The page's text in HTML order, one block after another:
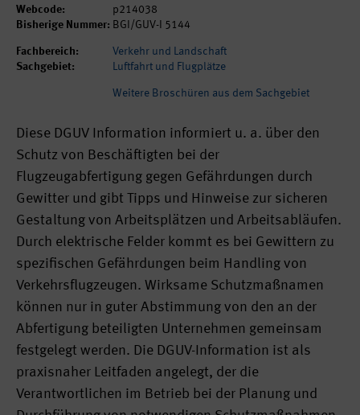
Webcode:
p214038
Bisherige Nummer: BGI/GUV-I 5144
Fachbereich:
Verkehr und Landschaft
Sachgebiet:
Luftfahrt und Flugplätze
Weitere Broschüren aus dem Sachgebiet
Diese DGUV Information informiert u. a. über den
Schutz von Beschäftigten bei der
Flugzeugabfertigung gegen Gefährdungen durch
Gewitter und gibt Tipps und Hinweise zur sicheren
Gestaltung von Arbeitsplätzen und Arbeitsabläufen.
Durch elektrische Felder kommt es bei Gewittern zu
spezifischen Gefährdungen beim Handling von
Verkehrsflugzeugen. Wirksame Schutzmaßnamen
können nur in guter Abstimmung von den an der
Abfertigung beteiligten Unternehmen gemeinsam
festgelegt werden. Die DGUV-Information ist als
praxisnaher Leitfaden angelegt, der die
Verantwortlichen im Betrieb bei der Planung und